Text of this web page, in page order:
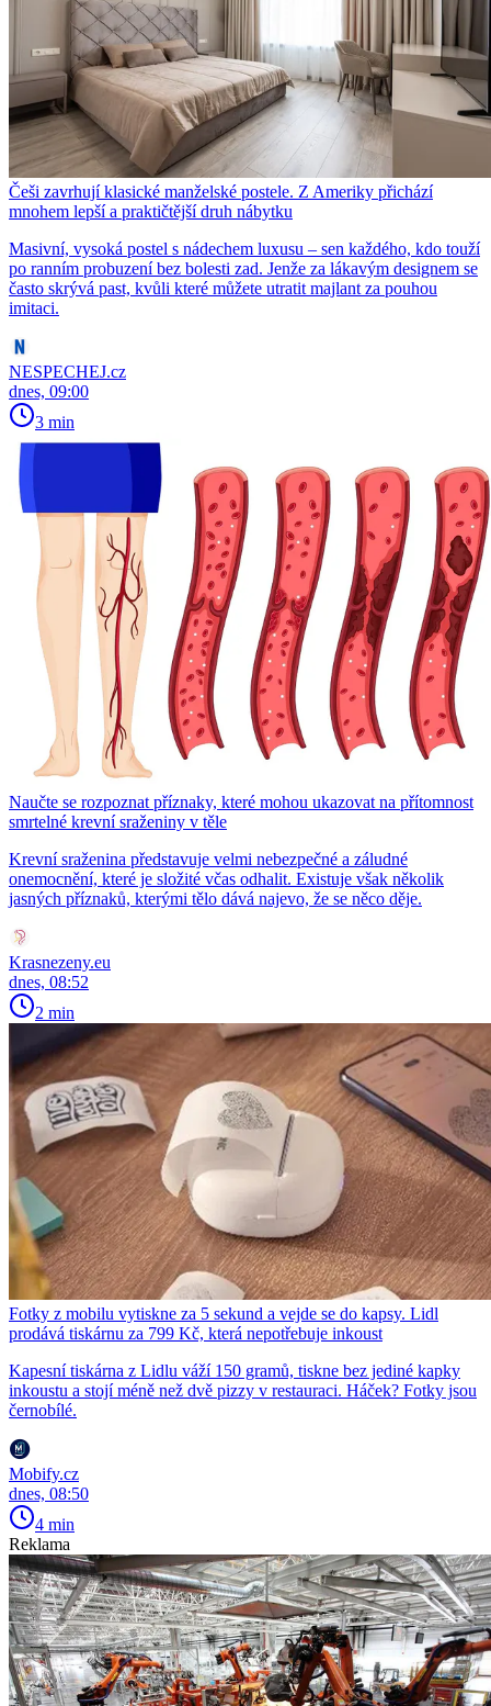
Češi zavrhují klasické manželské postele. Z Ameriky přichází
mnohem lepší a praktičtější druh nábytku
Masivní, vysoká postel s nádechem luxusu – sen každého, kdo touží
po ranním probuzení bez bolesti zad. Jenže za lákavým designem se
často skrývá past, kvůli které můžete utratit majlant za pouhou
imitaci.
NESPECHEJ.cz
dnes, 09:00
3 min
Naučte se rozpoznat příznaky, které mohou ukazovat na přítomnost
smrtelné krevní sraženiny v těle
Krevní sraženina představuje velmi nebezpečné a záludné
onemocnění, které je složité včas odhalit. Existuje však několik
jasných příznaků, kterými tělo dává najevo, že se něco děje.
Krasnezeny.eu
dnes, 08:52
2 min
Fotky z mobilu vytiskne za 5 sekund a vejde se do kapsy. Lidl
prodává tiskárnu za 799 Kč, která nepotřebuje inkoust
Kapesní tiskárna z Lidlu váží 150 gramů, tiskne bez jediné kapky
inkoustu a stojí méně než dvě pizzy v restauraci. Háček? Fotky jsou
černobílé.
Mobify.cz
dnes, 08:50
4 min
Reklama